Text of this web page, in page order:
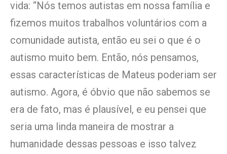
vida: “Nós temos autistas em nossa família e
fizemos muitos trabalhos voluntários com a
comunidade autista, então eu sei o que é o
autismo muito bem. Então, nós pensamos,
essas características de Mateus poderiam ser
autismo. Agora, é óbvio que não sabemos se
era de fato, mas é plausível, e eu pensei que
seria uma linda maneira de mostrar a
humanidade dessas pessoas e isso talvez